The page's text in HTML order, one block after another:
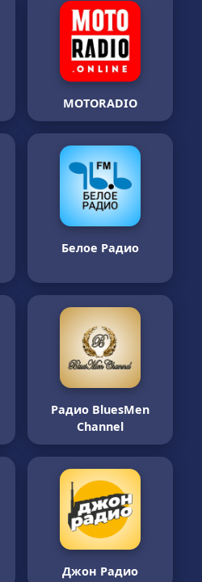
MOTORADIO
Белое Радио
Радио BluesMen
Channel
Джон Радио